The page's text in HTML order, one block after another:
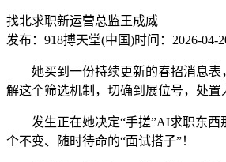
找北求职新运营总监王成威
发布：918搏天堂(中国)时间：2026-04-
她买到一份持续更新的春招消息表，
解这个筛选机制，切确到展位号，处
发生正在她决定“手搓”AI求职东西
个不变、随时待命的“面试搭子”！